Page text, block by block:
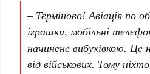
– Терміново! Авіація по
іграшки, мобільні
начинене вибухівкою. Це
від військових. Тому